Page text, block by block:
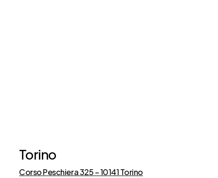
Torino
Corso Peschiera 325 – 10141 Torino